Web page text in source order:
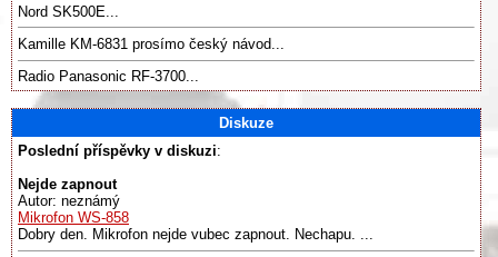
Nord SK500E...
Kamille KM-6831 prosímo český návod...
Radio Panasonic RF-3700...
Diskuze
Poslední příspěvky v diskuzi:
Nejde zapnout
Autor: neznámý
Mikrofon WS-858
Dobry den. Mikrofon nejde vubec zapnout. Nechapu. ...